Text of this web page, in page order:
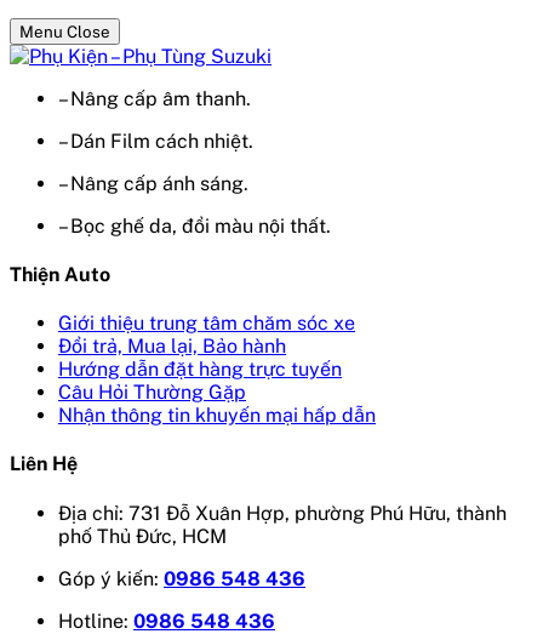
Menu Close
– Nâng cấp âm thanh.
– Dán Film cách nhiệt.
– Nâng cấp ánh sáng.
– Bọc ghế da, đổi màu nội thất.
Thiện Auto
Giới thiệu trung tâm chăm sóc xe
Đổi trả, Mua lại, Bảo hành
Hướng dẫn đặt hàng trực tuyến
Câu Hỏi Thường Gặp
Nhận thông tin khuyến mại hấp dẫn
Liên Hệ
Địa chỉ: 731 Đỗ Xuân Hợp, phường Phú Hữu, thành
phố Thủ Đức, HCM
Góp ý kiến: 0986 548 436
Hotline: 0986 548 436